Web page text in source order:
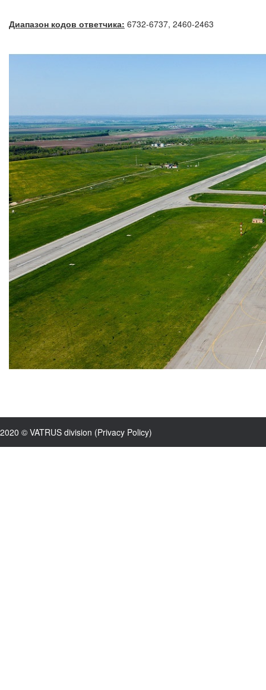
Диапазон кодов ответчика: 6732-6737, 2460-2463
2020 © VATRUS division (Privacy Policy)